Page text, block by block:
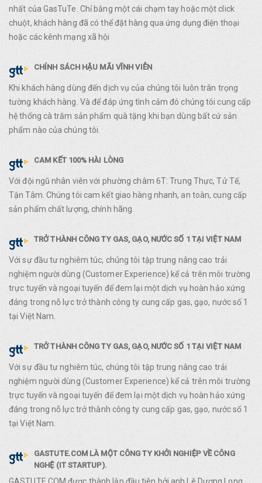
nhất của GasTuTe. Chỉ bằng một cái chạm tay hoặc một click
chuột, khách hàng đã có thể đặt hàng qua ứng dụng điện thoại
hoặc các kênh mạng xã hội
CHÍNH SÁCH HẬU MÃI VĨNH VIỄN
Khi khách hàng dùng đến dịch vụ của chúng tôi luôn trân trọng
tường khách hàng. Và để đáp ứng tình cảm đó chúng tôi cung cấp
hệ thống cà trăm sản phẩm quà tặng khi bạn dùng bất cứ sản
phẩm nào của chúng tôi.
CAM KẾT 100% HÀI LÒNG
Với đội ngũ nhân viên với phường châm 6T: Trung Thực, Tử Tế,
Tận Tâm. Chúng tôi cam kết giao hàng nhanh, an toàn, cung cấp
sản phẩm chất lượng, chính hãng.
TRỞ THÀNH CÔNG TY GAS, GẠO, NƯỚC SỐ 1 TẠI VIỆT NAM
Với sự đầu tư nghiêm túc, chúng tôi tập trung nâng cao trải
nghiệm người dùng (Customer Experience) kể cả trên môi trường
trực tuyến và ngoại tuyến để đem lại một dịch vụ hoàn hảo xứng
đáng trong nỗ lực trở thành công ty cung cấp gas, gạo, nước số 1
tại Việt Nam.
TRỞ THÀNH CÔNG TY GAS, GẠO, NƯỚC SỐ 1 TẠI VIỆT NAM
Với sự đầu tư nghiêm túc, chúng tôi tập trung nâng cao trải
nghiệm người dùng (Customer Experience) kể cả trên môi trường
trực tuyến và ngoại tuyến để đem lại một dịch vụ hoàn hảo xứng
đáng trong nỗ lực trở thành công ty cung cấp gas, gạo, nước số 1
tại Việt Nam.
GASTUTE.COM LÀ MỘT CÔNG TY KHỞI NGHIỆP VỀ CÔNG
NGHỆ (IT STARTUP).